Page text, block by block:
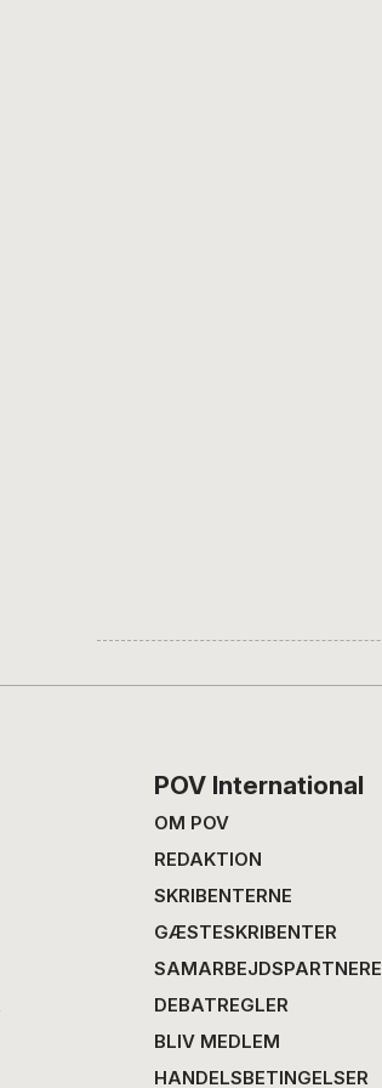
POV International
OM POV
REDAKTION
SKRIBENTERNE
GÆSTESKRIBENTER
SAMARBEJDSPARTNERE
DEBATREGLER
BLIV MEDLEM
HANDELSBETINGELSER